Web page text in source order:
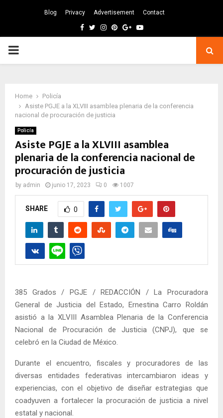
Blog Privacy Advertisement Contact
Facebook
TwitterInstagram
Pinterest
GoogleYoutube
PRIMARY
Home
Policía
Asiste PGJE a la XLVIII asamblea plenaria de la conferencia
nacional de procuración de justicia
Policía
Asiste PGJE a la XLVIII asamblea
plenaria de la conferencia nacional de
procuración de justicia
by admin junio 17, 2023 0 1007
SHARE 0
385 Grados / PGJE / REDACCIÓN / La Procuradora
General de Justicia del Estado, Ernestina Carro Roldán
asistió a la XLVIII Asamblea Plenaria de la Conferencia
Nacional de Procuración de Justicia (CNPJ), que se
celebró en la Ciudad de México.
Durante el encuentro, fiscales y procuradores de las
diversas entidades federativas intercambiaron ideas y
experiencias, con el objetivo de diseñar estrategias que
coadyuven a fortalecer la procuración de justicia a nivel
estatal y nacional.